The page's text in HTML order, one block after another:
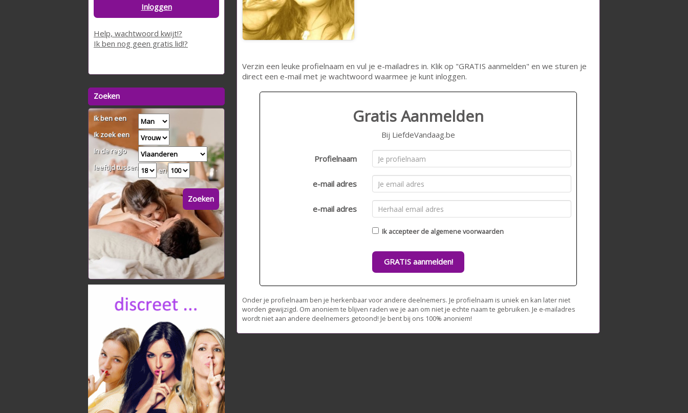
Verzin een leuke profielnaam en vul je e-mailadres in. Klik op "GRATIS aanmelden" en we sturen je
direct een e-mail met je wachtwoord waarmee je kunt inloggen.
Gratis Aanmelden
Bij LiefdeVandaag.be
Profielnaam
e-mail adres
e-mail adres
Ik accepteer de algemene voorwaarden
GRATIS aanmelden!
Onder je profielnaam ben je herkenbaar voor andere deelnemers. Je profielnaam is uniek en kan later niet
worden gewijzigd. Om anoniem te blijven raden we je aan om niet je echte naam te gebruiken. Je e-mailadres
wordt niet aan andere deelnemers getoond! Je bent bij ons 100% anoniem!
Inloggen
Help, wachtwoord kwijt!?
Ik ben nog geen gratis lid!?
Zoeken
Ik ben een
Ik zoek een
In de regio
leeftijd tussen
en
Zoeken